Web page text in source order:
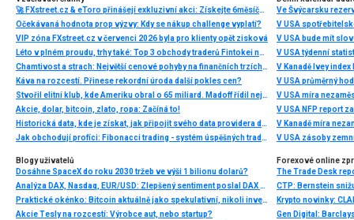
🚀 FXstreet.cz & eToro přinášejí exkluzivní akci: Získejte 6měsíční členství ve VIP zóně ZDARMA
Očekávaná hodnota prop výzvy: Kdy se nákup challenge vyplatí?
VIP zóna FXstreet.cz v červenci 2026 byla pro klienty opět zisková
Léto v plném proudu, trhy také: Top 3 obchody traderů Fintokei na indexech a zlatě
Chamtivost a strach: Největší cenové pohyby na finančních trzích (červenec 2026)
Káva na rozcestí. Přinese rekordní úroda další pokles cen?
Stvořil elitní klub, kde Ameriku obral o 65 miliard. Madoff řídil největší Ponzi dějin
Akcie, dolar, bitcoin, zlato, ropa: Začíná to!
Historická data, kde je získat, jak připojit svého data providera do MultiCharts a proč je budeme potřebovat? (4. díl)
Jak obchodují profíci: Fibonacci trading - systém úspěšných traderů
Ve Švýcarsku
V USA
V USA bude mít
V USA týdenní
V Kanadě Ivey index
V USA průměrný
V USA míra
V USA NFP report
V Kanadě míra
V USA zásoby
Blogy uživatelů
Dosáhne SpaceX do roku 2030 tržeb ve výši 1 bilionu dolarů?
Analýza DAX, Nasdaq, EUR/USD: Zlepšený sentiment poslal DAX na nová maxima
Praktické okénko: Bitcoin aktuálně jako spekulativní, nikoli investiční aktivum
Akcie Tesly na rozcestí: Výrobce aut, nebo startup?
Forexové online